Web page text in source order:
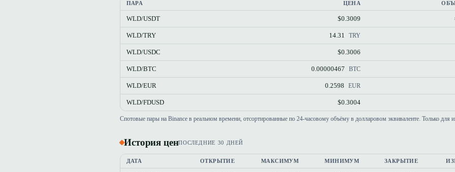
ПАРА ЦЕНА
WLD/USDT $0.3009
WLD/TRY 14.31 TRY
WLD/USDC $0.3006
WLD/BTC 0.00000467 BTC
WLD/EUR 0.2598 EUR
WLD/FDUSD $0.3004
Спотовые пары на Binance в реальном времени, отсортированные по 24-часовому объёму в долларовом эквиваленте. Только для
История ценПОСЛЕДНИЕ 30 ДНЕЙ
ДАТА ОТКРЫТИЕ МАКСИМУМ МИНИМУМ ЗАКРЫТИЕ